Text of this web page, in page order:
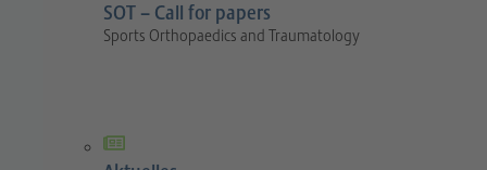
SOT – Call for papers
Sports Orthopaedics and Traumatology